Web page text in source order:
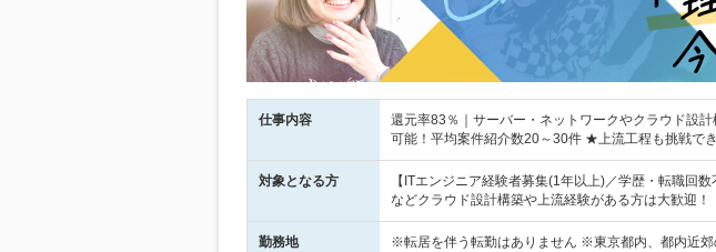
仕事内容
還元率83％｜サーバー・ネットワークやクラウド設
可能！平均案件紹介数20～30件 ★上流工程も挑戦で
対象となる方
【ITエンジニア経験者募集(1年以上)／学歴・転職回
などクラウド設計構築や上流経験がある方は大歓迎！
勤務地
※転居を伴う転勤はありません ※東京都内、都内近